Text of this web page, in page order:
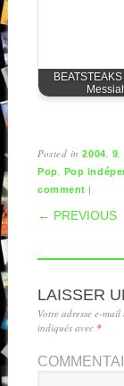
Posted in2004 9
Pop Pop
comment |
POST
← PREVIOUS
LAISSER
Votre adresse e-
indiqués avec *